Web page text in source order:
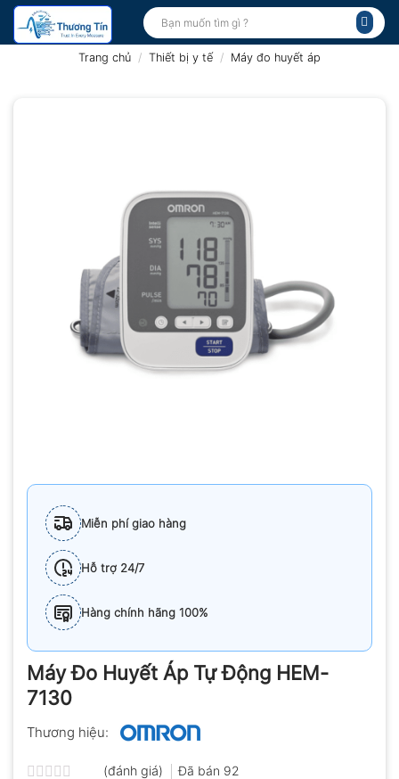
Bỏ
qua
Tìm
kiếm:
Trang chủ / Thiết bị y tế / Máy đo huyết áp
Miễn phí giao hàng
Hỗ trợ 24/7
Hàng chính hãng 100%
Máy Đo Huyết Áp Tự Động HEM-
7130
Thương hiệu:
(đánh giá) Đã bán 92